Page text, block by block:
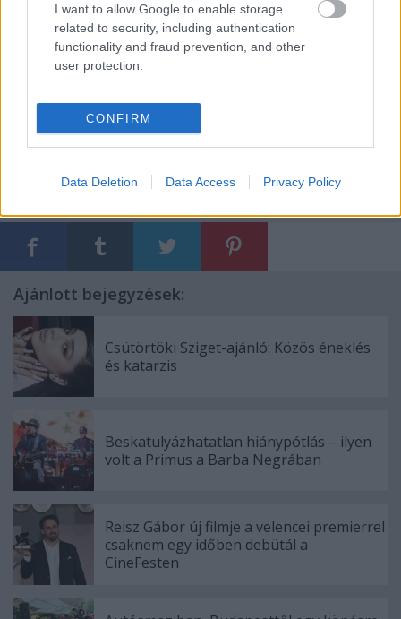
I want to allow Google to enable storage
related to security, including authentication
functionality and fraud prevention, and other
user protection.
CONFIRM
Data Deletion Data Access Privacy Policy
Ajánlott bejegyzések:
Csütörtöki Sziget-ajánló: Közös éneklés
és katarzis
Beskatulyázhatatlan hiánypótlás – ilyen
volt a Primus a Barba Negrában
Reisz Gábor új filmje a velencei premierrel
csaknem egy időben debütál a
CineFesten